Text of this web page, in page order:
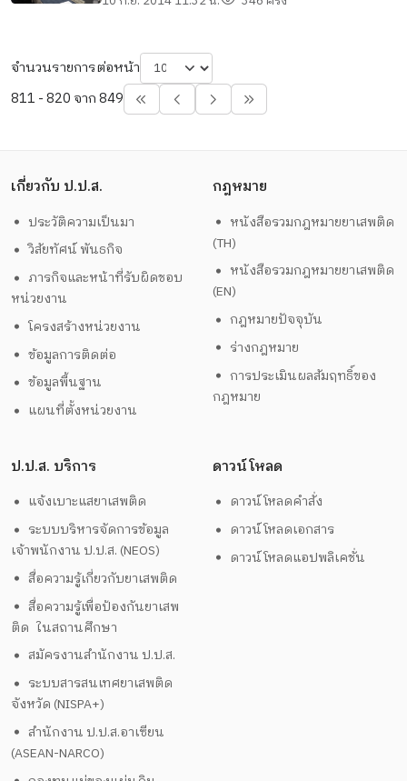
จำนวนรายการต่อหน้า
811 - 820 จาก 849
เกี่ยวกับ ป.ป.ส.
ประวัติความเป็นมา
วิสัยทัศน์ พันธกิจ
ภารกิจและหน้าที่รับผิดชอบ
หน่วยงาน
โครงสร้างหน่วยงาน
ข้อมูลการติดต่อ
ข้อมูลพื้นฐาน
แผนที่ตั้งหน่วยงาน
กฎหมาย
หนังสือรวมกฎหมายยาเสพติด
(TH)
หนังสือรวมกฎหมายยาเสพติด
(EN)
กฎหมายปัจจุบัน
ร่างกฎหมาย
การประเมินผลสัมฤทธิ์ของ
กฎหมาย
ป.ป.ส. บริการ
แจ้งเบาะแสยาเสพติด
ระบบบริหารจัดการข้อมูล
เจ้าพนักงาน ป.ป.ส. (NEOS)
สื่อความรู้เกี่ยวกับยาเสพติด
สื่อความรู้เพื่อป้องกันยาเสพ
ติด ในสถานศึกษา
สมัครงานสำนักงาน ป.ป.ส.
ระบบสารสนเทศยาเสพติด
จังหวัด (NISPA+)
สำนักงาน ป.ป.ส.อาเซียน
(ASEAN-NARCO)
ดาวน์โหลด
ดาวน์โหลดคำสั่ง
ดาวน์โหลดเอกสาร
ดาวน์โหลดแอปพลิเคชั่น